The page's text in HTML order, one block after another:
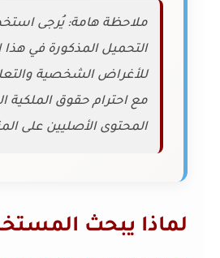
ملاحظة هامة: يُرجى
التحميل المذكورة في هذا
للأغراض الشخصية
مع احترام حقوق الملكية
المحتوى الأصليين على
لماذا يبحث